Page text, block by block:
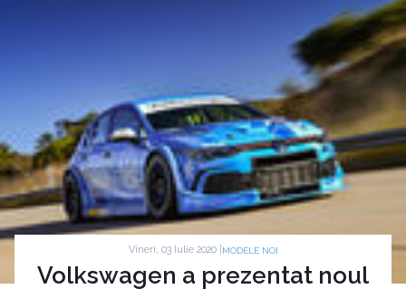
Vineri, 03 Iulie 2020 | MODELE NOI
Volkswagen a prezentat noul